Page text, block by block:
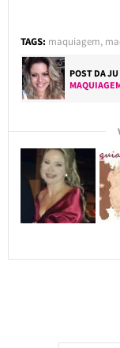
TAGS: maquiagem,
POST DAJU